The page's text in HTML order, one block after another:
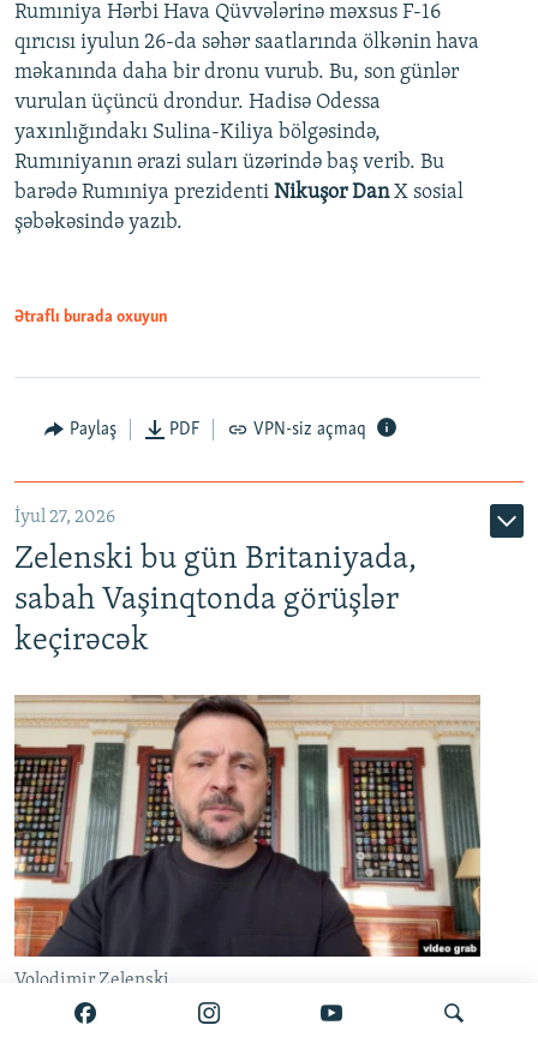
Rumıniya Hərbi Hava Qüvvələrinə məxsus F-16
qırıcısı iyulun 26-da səhər saatlarında ölkənin hava
məkanında daha bir dronu vurub. Bu, son günlər
vurulan üçüncü drondur. Hadisə Odessa
yaxınlığındakı Sulina-Kiliya bölgəsində,
Rumıniyanın ərazi suları üzərində baş verib. Bu
barədə Rumıniya prezidenti Nikuşor DanX sosial
şəbəkəsində yazıb.
Ətraflı burada oxuyun
Paylaş PDF VPN-siz açmaq
İyul 27, 2026
Zelenski bu gün Britaniyada,
sabah Vaşinqtonda görüşlər
keçirəcək
Volodimir Zelenski